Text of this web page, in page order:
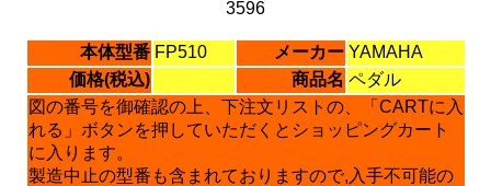
3596
本体型番 FP510 メーカー YAMAHA
価格(税込)
商品名 ペダル
図の番号を御確認の上、下注文リストの、「CARTに入
れる」ボタンを押していただくとショッピングカート
に入ります。
製造中止の型番も含まれておりますので,入手不可能の